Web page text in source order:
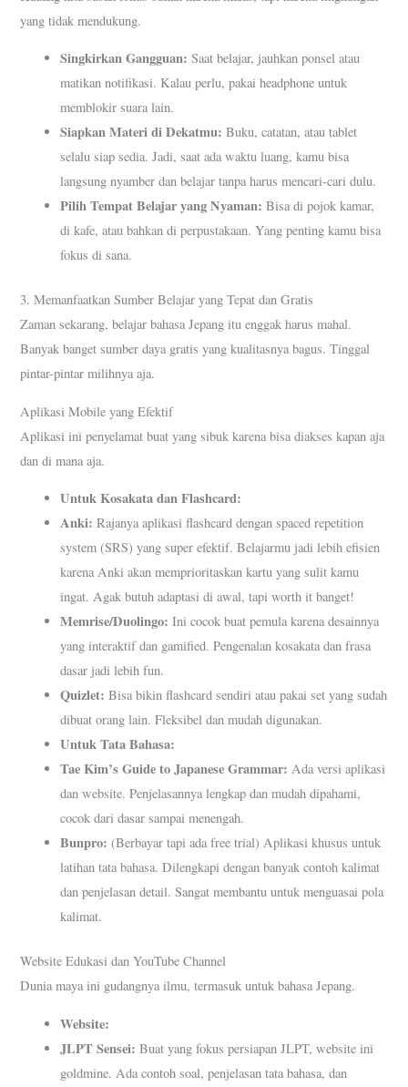
yang tidak mendukung.
Singkirkan Gangguan: Saat belajar, jauhkan ponsel atau
matikan notifikasi. Kalau perlu, pakai headphone untuk
memblokir suara lain.
Siapkan Materi di Dekatmu: Buku, catatan, atau tablet
selalu siap sedia. Jadi, saat ada waktu luang, kamu bisa
langsung nyamber dan belajar tanpa harus mencari-cari dulu.
Pilih Tempat Belajar yang Nyaman: Bisa di pojok kamar,
di kafe, atau bahkan di perpustakaan. Yang penting kamu bisa
fokus di sana.
3. Memanfaatkan Sumber Belajar yang Tepat dan Gratis
Zaman sekarang, belajar bahasa Jepang itu enggak harus mahal.
Banyak banget sumber daya gratis yang kualitasnya bagus. Tinggal
pintar-pintar milihnya aja.
Aplikasi Mobile yang Efektif
Aplikasi ini penyelamat buat yang sibuk karena bisa diakses kapan aja
dan di mana aja.
Untuk Kosakata dan Flashcard:
Anki: Rajanya aplikasi flashcard dengan spaced repetition
system (SRS) yang super efektif. Belajarmu jadi lebih efisien
karena Anki akan memprioritaskan kartu yang sulit kamu
ingat. Agak butuh adaptasi di awal, tapi worth it banget!
Memrise/Duolingo: Ini cocok buat pemula karena desainnya
yang interaktif dan gamified. Pengenalan kosakata dan frasa
dasar jadi lebih fun.
Quizlet: Bisa bikin flashcard sendiri atau pakai set yang sudah
dibuat orang lain. Fleksibel dan mudah digunakan.
Untuk Tata Bahasa:
Tae Kim’s Guide to Japanese Grammar: Ada versi aplikasi
dan website. Penjelasannya lengkap dan mudah dipahami,
cocok dari dasar sampai menengah.
Bunpro: (Berbayar tapi ada free trial) Aplikasi khusus untuk
latihan tata bahasa. Dilengkapi dengan banyak contoh kalimat
dan penjelasan detail. Sangat membantu untuk menguasai pola
kalimat.
Website Edukasi dan YouTube Channel
Dunia maya ini gudangnya ilmu, termasuk untuk bahasa Jepang.
Website:
JLPT Sensei: Buat yang fokus persiapan JLPT, website ini
goldmine. Ada contoh soal, penjelasan tata bahasa, dan